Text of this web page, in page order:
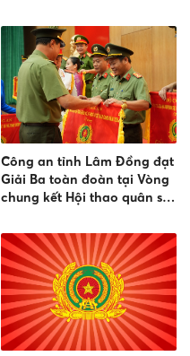
Pickleball, tại Vòng chung
dân năm 2026
Công an tỉnh Lâm Đồng đạt
Giải Ba toàn đoàn tại Vòng
chung kết Hội thao quân sự,
năm 2026